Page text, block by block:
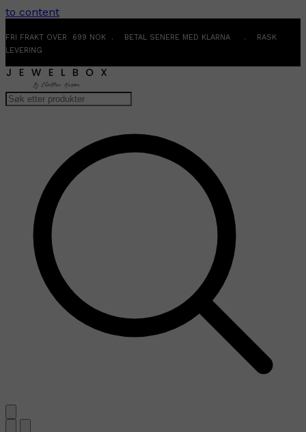
to content
FRI FRAKT OVER 699 NOK . BETAL SENERE MED KLARNA . RASK
LEVERING